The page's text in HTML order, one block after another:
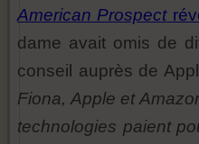
American Prospect
dame avait omis de
conseil auprès de
Fiona, Apple et
technologies paient